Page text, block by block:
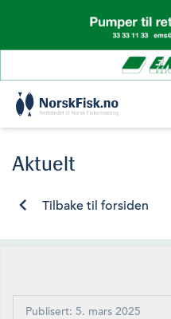
content
Aktuelt
Tilbake til forsiden
Publisert: 5. mars 2025